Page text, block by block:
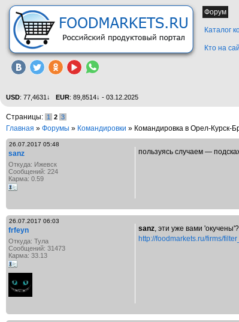
Форум
Каталог
Кто на
USD: 77,4631↓ EUR: 89,8514↓ - 03.12.2025
Страницы: 1 2 3
Главная » Форумы » Командировки » Командировка в Орел-Курск-
26.07.2017 05:48
sanz
Откуда: Ижевск
Сообщений: 224
Карма: 0.59
пользуясь случаем —
26.07.2017 06:03
frfeyn
Откуда: Тула
Сообщений: 31473
Карма: 33.13
sanz, эти уже вами 'окучены'?
http://foodmarkets.ru/firms/